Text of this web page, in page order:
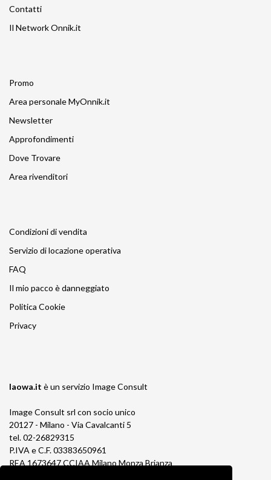
Contatti
Il Network Onnik.it
Promo
Area personale MyOnnik.it
Newsletter
Approfondimenti
Dove Trovare
Area rivenditori
Condizioni di vendita
Servizio di locazione operativa
FAQ
Il mio pacco è danneggiato
Politica Cookie
Privacy
laowa.it è un servizio Image Consult
Image Consult srl con socio unico
20127 - Milano - Via Cavalcanti 5
tel. 02-26829315
P.IVA e C.F. 03383650961
REA 1673647 CCIAA Milano Monza Brianza